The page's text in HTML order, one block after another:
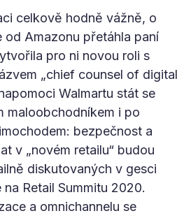
celkově hodně vážně, o
Amazonu přetáhla paní
pro ni novou roli s
„chief counsel of digital
Walmartu stát se
maloobchodníkem i po
bezpečnost a
v „novém retailu“ budou
diskutovaných v gesci
Retail Summitu 2020.
a omnichannelu se